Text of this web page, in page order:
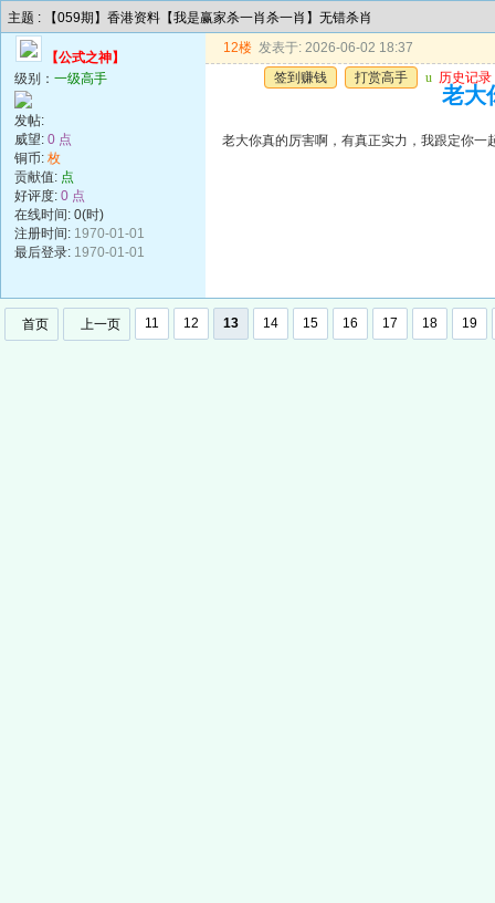
主题 : 【059期】香港资料【我是赢家杀一肖杀一肖】无错杀肖
【公式之神】
级别： 一级高手
发帖:
威望: 0 点
铜币: 枚
贡献值: 点
好评度: 0 点
在线时间: 0(时)
注册时间: 1970-01-01
最后登录: 1970-01-01
12楼 发表于: 2026-06-02 18:37
签到赚钱
打赏高手 u 历史记录
老大
老大你真的厉害啊，有真正实力，我跟定你一
首页 上一页 11 12 13 14 15 16 17 18 19